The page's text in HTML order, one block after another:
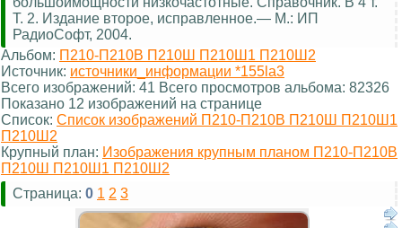
Т. 2. Издание второе, исправленное.— М.: ИП
РадиоСофт, 2004.
Альбом: П210-П210В П210Ш П210Ш1 П210Ш2
Источник: источники_информации *155la3
Всего изображений: 41 Всего просмотров альбома: 82326
Показано 12 изображений на странице
Список: Список изображений П210-П210В П210Ш П210Ш1
П210Ш2
Крупный план: Изображения крупным планом П210-П210В
П210Ш П210Ш1 П210Ш2
Страница: 0 1 2 3